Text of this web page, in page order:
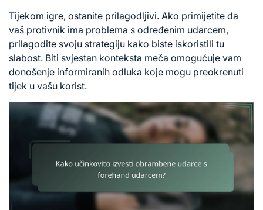
Tijekom igre, ostanite prilagodljivi. Ako primijetite da
vaš protivnik ima problema s određenim udarcem,
prilagodite svoju strategiju kako biste iskoristili tu
slabost. Biti svjestan konteksta meča omogućuje vam
donošenje informiranih odluka koje mogu preokrenuti
tijek u vašu korist.